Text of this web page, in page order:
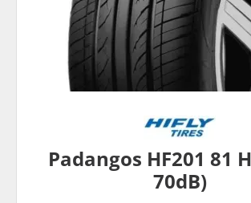
Padangos HF201 81
70dB)